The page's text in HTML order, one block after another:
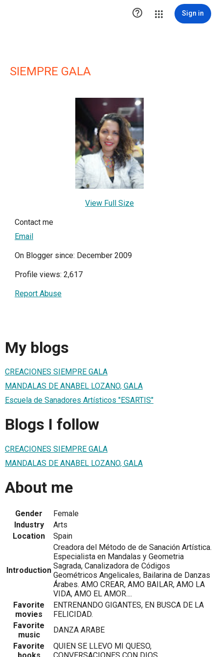
 Sign in
SIEMPRE GALA
View Full Size
Contact me
Email
On Blogger since: December 2009
Profile views: 2,617
Report Abuse
My blogs
CREACIONES SIEMPRE GALA
MANDALAS DE ANABEL LOZANO, GALA
Escuela de Sanadores Artísticos "ESARTIS"
Blogs I follow
CREACIONES SIEMPRE GALA
MANDALAS DE ANABEL LOZANO, GALA
About me
Gender
Female
Industry
Arts
Location
Spain
Introduction
Creadora del Método de de Sanación Artística.
Especialista en Mandalas y Geometria
Sagrada, Canalizadora de Códigos
Geométricos Angelicales, Bailarina de Danzas
Árabes. AMO CREAR, AMO BAILAR, AMO LA
VIDA, AMO EL AMOR....
Favorite
movies
ENTRENANDO GIGANTES, EN BUSCA DE LA
FELICIDAD.
Favorite
music
DANZA ARABE
Favorite
QUIEN SE LLEVO MI QUESO,